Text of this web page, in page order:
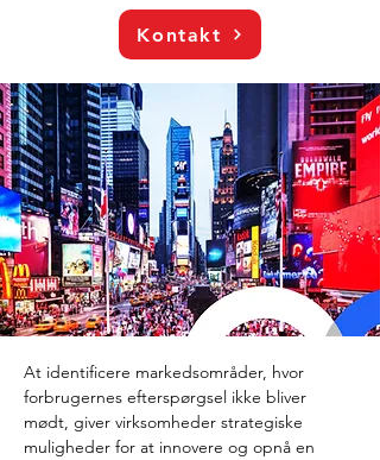
Kontakt
At identificere markedsområder, hvor
forbrugernes efterspørgsel ikke bliver
mødt, giver virksomheder strategiske
muligheder for at innovere og opnå en